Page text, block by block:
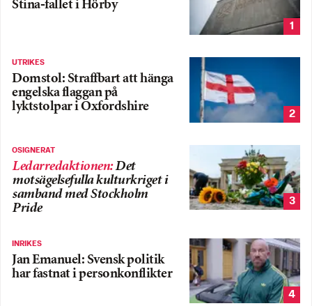
Stina-fallet i Hörby
1
UTRIKES
Domstol: Straffbart att hänga
engelska flaggan på
lyktstolpar i Oxfordshire
2
OSIGNERAT
Ledarredaktionen:Det
motsägelsefulla kulturkriget i
samband med Stockholm
Pride
3
INRIKES
Jan Emanuel: Svensk politik
har fastnat i personkonflikter
4